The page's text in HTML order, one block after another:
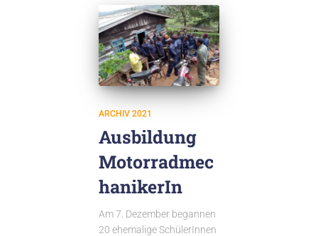
ARCHIV 2021
Ausbildung
Motorradmec
hanikerIn
Am 7. Dezember begannen
20 ehemalige SchülerInnen